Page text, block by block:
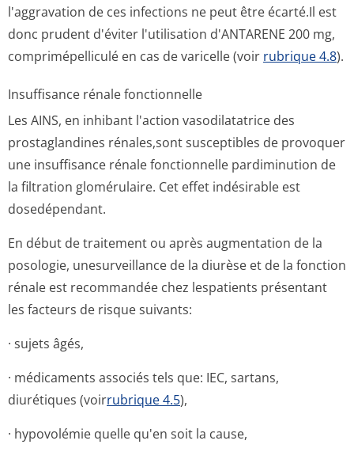
l'aggravation de ces infections ne peut être écarté.Il est
donc prudent d'éviter l'utilisation d'ANTARENE 200 mg,
comprimépelliculé en cas de varicelle (voir rubrique 4.8).
Insuffisance rénale fonctionnelle
Les AINS, en inhibant l'action vasodilatatrice des
prostaglandines rénales,sont susceptibles de provoquer
une insuffisance rénale fonctionnelle pardiminution de
la filtration glomérulaire. Cet effet indésirable est
dosedépendant.
En début de traitement ou après augmentation de la
posologie, unesurveillance de la diurèse et de la fonction
rénale est recommandée chez lespatients présentant
les facteurs de risque suivants:
· sujets âgés,
· médicaments associés tels que: IEC, sartans,
diurétiques (voirrubrique 4.5),
· hypovolémie quelle qu'en soit la cause,